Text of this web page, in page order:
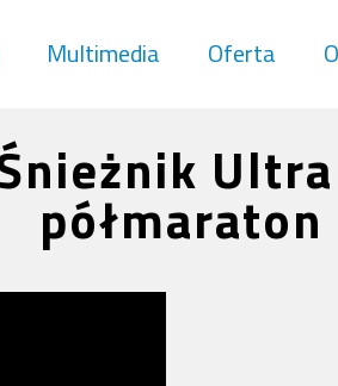
Multimedia Oferta
półmaraton